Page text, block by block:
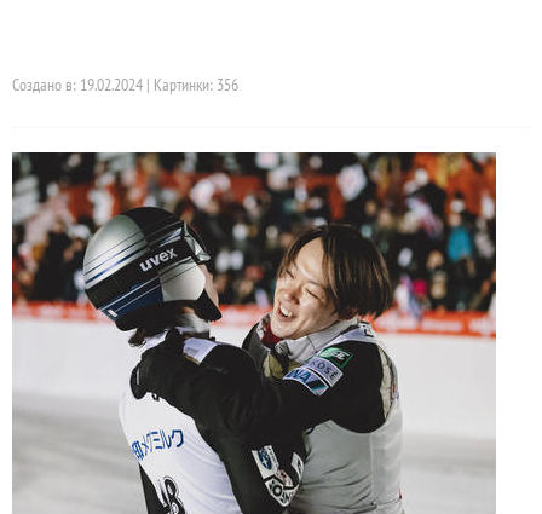
Создано в: 19.02.2024 | Картинки: 356